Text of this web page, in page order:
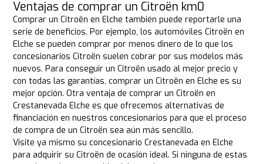
Ventajas de comprar un Citroën km0
Comprar un Citroën en Elche también puede reportarle una
serie de beneficios. Por ejemplo, los automóviles Citroën en
Elche se pueden comprar por menos dinero de lo que los
concesionarios Citroën suelen cobrar por sus modelos más
nuevos. Para conseguir un Citroën usado al mejor precio y
con todas las garantías, comprar un Citroën en Elche es su
mejor opción. Otra ventaja de comprar un Citroën en
Crestanevada Elche es que ofrecemos alternativas de
financiación en nuestros concesionarios para que el proceso
de compra de un Citroën sea aún más sencillo.
Visite ya mismo su concesionario Crestanevada en Elche
para adquirir su Citroën de ocasión ideal. Si ninguna de estas